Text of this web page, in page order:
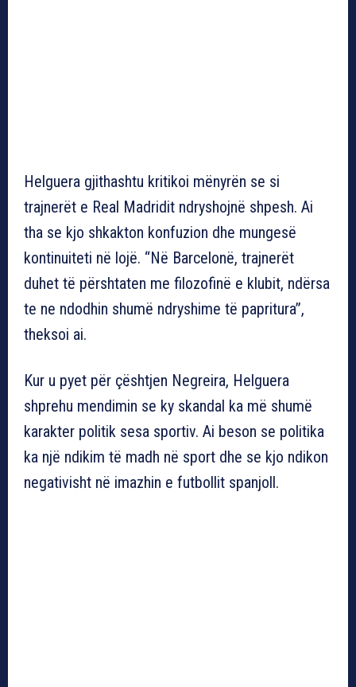
Helguera gjithashtu kritikoi mënyrën se si
trajnerët e Real Madridit ndryshojnë shpesh. Ai
tha se kjo shkakton konfuzion dhe mungesë
kontinuiteti në lojë. “Në Barcelonë, trajnerët
duhet të përshtaten me filozofinë e klubit, ndërsa
te ne ndodhin shumë ndryshime të papritura”,
theksoi ai.
Kur u pyet për çështjen Negreira, Helguera
shprehu mendimin se ky skandal ka më shumë
karakter politik sesa sportiv. Ai beson se politika
ka një ndikim të madh në sport dhe se kjo ndikon
negativisht në imazhin e futbollit spanjoll.